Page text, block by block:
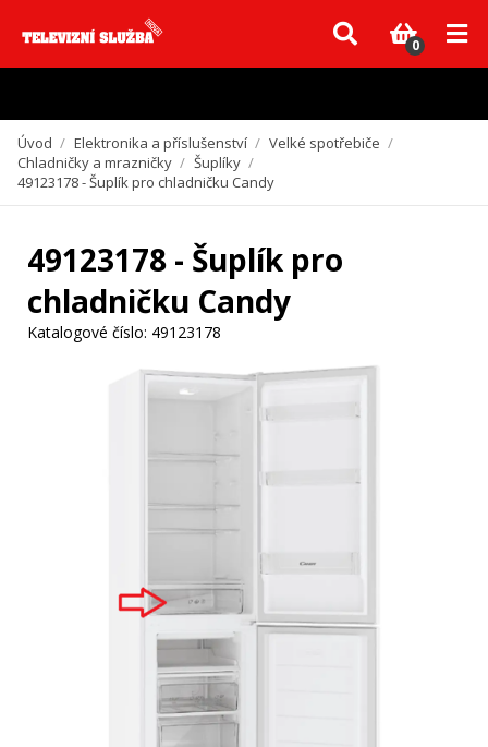
Vzhledem k aktuální situaci se může dodání dílů, které nejsou skladem,
zpozdit. Děkujeme za pochopení.
0
Úvod / Elektronika a příslušenství / Velké spotřebiče /
Chladničky a mrazničky / Šuplíky /
49123178 - Šuplík pro chladničku Candy
49123178 - Šuplík pro
chladničku Candy
Katalogové číslo: 49123178